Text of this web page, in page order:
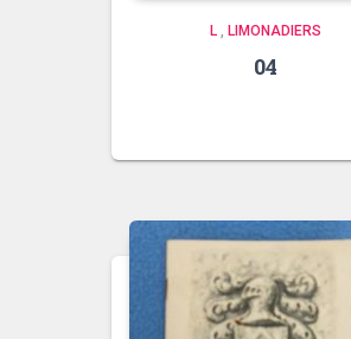
L , LIMONADIERS
04